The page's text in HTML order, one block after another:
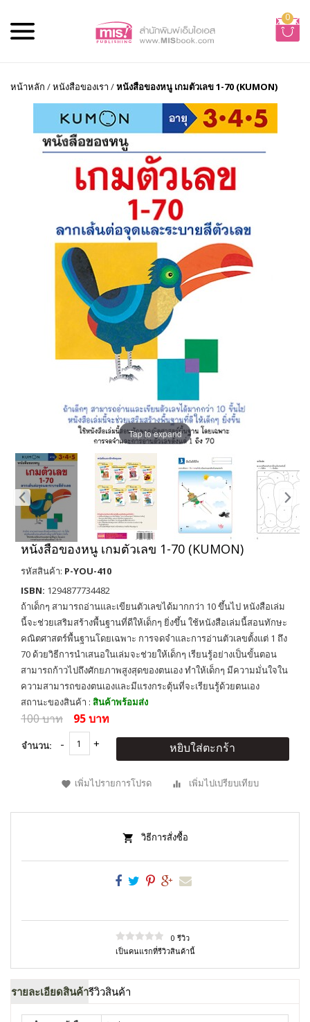
0
หน้าหลัก /หนังสือของเรา /หนังสือของหนู เกมตัวเลข 1-70 (KUMON)
Tap to expand
หนังสือของหนู เกมตัวเลข 1-70 (KUMON)
รหัสสินค้า: P-YOU-410
ISBN: 1294877734482
ถ้าเด็กๆ สามารถอ่านและเขียนตัวเลขได้มากกว่า 10 ขึ้นไป หนังสือเล่ม
นี้จะช่วยเสริมสร้างพื้นฐานที่ดีให้เด็กๆ ยิ่งขึ้น ใช้หนังสือเล่มนี้สอนทักษะ
คณิตศาสตร์พื้นฐานโดยเฉพาะ การจดจำและการอ่านตัวเลขตั้งแต่ 1 ถึง
70 ด้วยวิธีการนำเสนอในเล่มจะช่วยให้เด็กๆ เรียนรู้อย่างเป็นขั้นตอน
สามารถก้าวไปถึงศักยภาพสูงสุดของตนเอง ทำให้เด็กๆ มีความมั่นใจใน
ความสามารถของตนเองและมีแรงกระตุ้นที่จะเรียนรู้ด้วยตนเอง
สถานะของสินค้า : สินค้าพร้อมส่ง
100 บาท 95 บาท
จำนวน: หยิบใส่ตะกร้า
เพิ่มไปรายการโปรด เพิ่มไปเปรียบเทียบ
วิธีการสั่งซื้อ
0 รีวิว
เป็นคนแรกที่รีวิวสินค้านี้
รายละเอียดสินค้ารีวิวสินค้า